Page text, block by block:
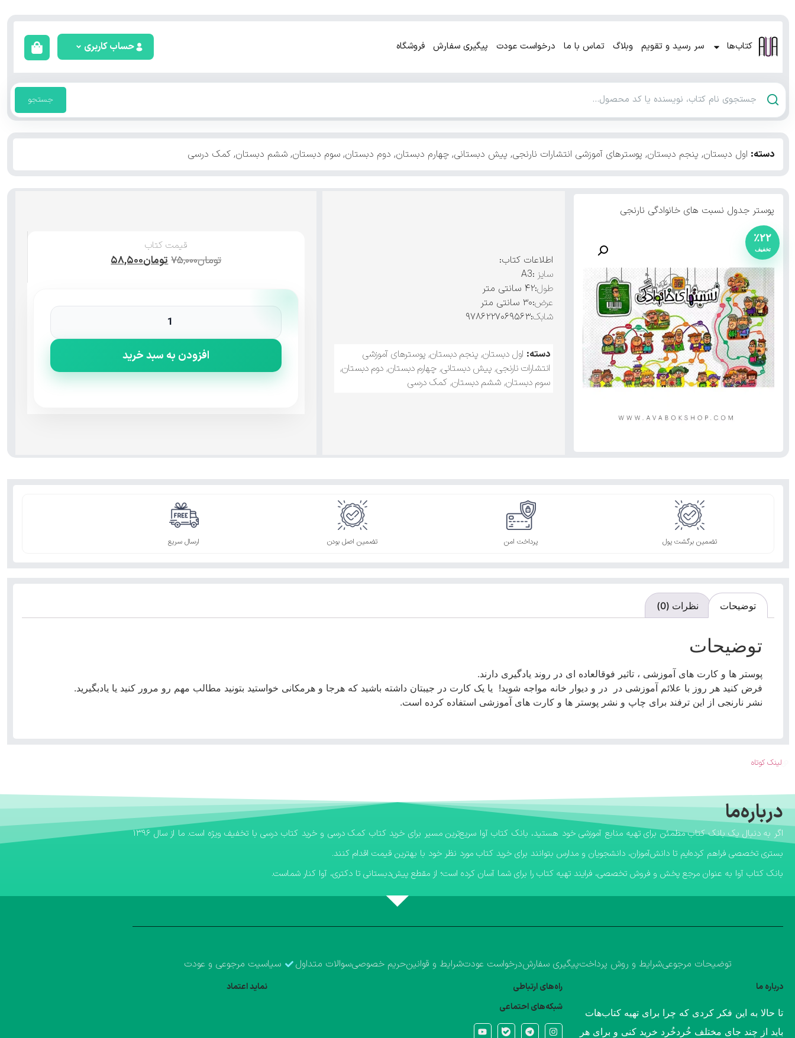
کتاب‌ها سر رسید و تقویم وبلاگ تماس با ما درخواست عودت پیگیری سفارش فروشگاه حساب کاربری
جستجو
دسته: اول دبستان, پنجم دبستان, پوسترهای آموزشی انتشارات نارنجی, پیش دبستانی, چهارم دبستان, دوم دبستان, سوم دبستان, ششم دبستان, کمک درسی
پوستر جدول نسبت های خانوادگی نارنجی
٪۲۲
اطلاعات کتاب:
سایز :A3
طول:۴۲ سانتی متر
عرض:۳۰ سانتی متر
شابک:۹۷۸۶۲۲۷۰۶۹۵۶۳
دسته: اول دبستان, پنجم دبستان, پوسترهای آموزشی
انتشارات نارنجی, پیش دبستانی, چهارم دبستان, دوم دبستان,
سوم دبستان, ششم دبستان, کمک درسی
قیمت کتاب
تومان۷۵,۰۰۰تومان۵۸,۵۰۰
افزودن به سبد خرید
تضمین برگشت پول پرداخت امن تضمین اصل بودن ارسال سریع
توضیحات نظرات (0)
توضیحات
پوستر ها و کارت های آموزشی ، تاثیر فوقالعاده ای در روند یادگیری دارند.
فرض کنید هر روز با علائم آموزشی در در و دیوار خانه مواجه شوید! یا یک کارت در جیبتان داشته باشید که هرجا و هرمکانی خواستید بتونید مطالب مهم رو مرور کنید یا یادبگیرید.
نشر نارنجی از این ترفند برای چاپ و نشر پوستر ها و کارت های آموزشی استفاده کرده است.
لینک کوتاه
درباره‌ما
اگر به دنبال یک بانک کتاب مطمئن برای تهیه منابع آموزشی خود هستید، بانک کتاب آوا سریع‌ترین مسیر برای خرید کتاب کمک درسی و خرید کتاب درسی با تخفیف ویژه است. ما از سال ۱۳۹۶
بستری تخصصی فراهم کرده‌ایم تا دانش‌آموزان، دانشجویان و مدارس بتوانند برای خرید کتاب مورد نظر خود با بهترین قیمت اقدام کنند.
​بانک کتاب آوا به عنوان مرجع پخش و فروش تخصصی، فرایند تهیه کتاب را برای شما آسان کرده است؛ از مقطع پیش‌دبستانی تا دکتری، آوا کنار شماست.
توضیحات مرجوعیشرایط و روش پرداختپیگیری سفارشدرخواست عودتشرایط و قوانینحریم خصوصیسوالات متداول سیاسیت مرجوعی و عودت
درباره ما
​تا حالا به این فکر کردی که چرا برای تهیه کتاب‌هات
باید از چند جای مختلف خُردخُرد خرید کنی و برای هر
راه‌های ارتباطی
شبکه‌های احتماعی
نماید اعتماد